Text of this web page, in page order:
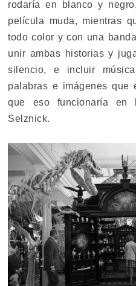
rodaría en blanco y
película muda, mientras
todo color y con una
unir ambas historias y
silencio, e incluir
palabras e imágenes
que eso funcionaría en
Selznick.